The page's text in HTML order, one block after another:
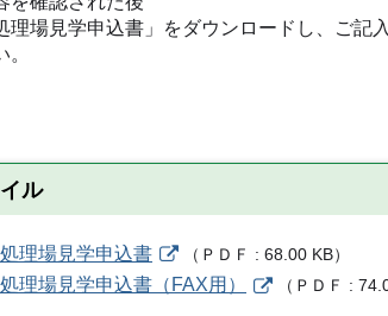
見学申込書」をダウンロードし、ご記
ル
理場見学申込書 （ ＰＤＦ 68.00 KB）
理場見学申込書（FAX用） （ ＰＤＦ